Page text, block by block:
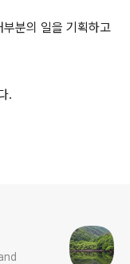
분의 일을 기획하고
.